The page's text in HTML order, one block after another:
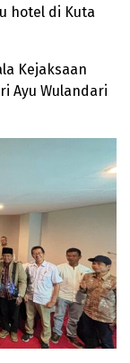
hotel di Kuta
Kejaksaan
Ayu Wulandari